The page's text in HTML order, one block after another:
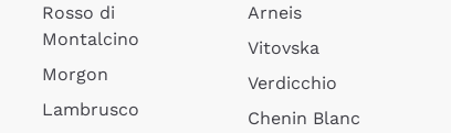
Rosso di
Montalcino
Morgon
Lambrusco
Arneis
Vitovska
Verdicchio
Chenin Blanc